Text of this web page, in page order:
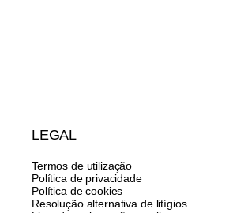
LEGAL
Termos de utilização
Política de privacidade
Política de cookies
Resolução alternativa de litígios